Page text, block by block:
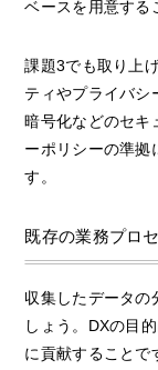
ベースを用意する
課題3でも取り上
ティやプライバシ
暗号化などのセキ
ーポリシーの準拠
す。
既存の業務プロ
収集したデータの
しょう。DXの目
に貢献することで